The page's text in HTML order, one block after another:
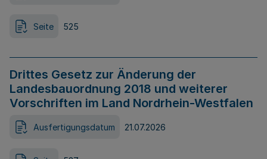
Seite 525
Drittes Gesetz zur Änderung der
Landesbauordnung 2018 und weiterer
Vorschriften im Land Nordrhein-Westfalen
Ausfertigungsdatum 21.07.2026